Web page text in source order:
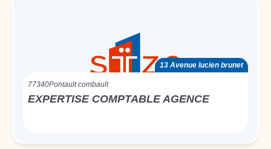
13 Avenue lucien brunet
77340Pontault combault
EXPERTISE COMPTABLE AGENCE